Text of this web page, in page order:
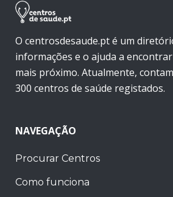
O centrosdesaude.pt é um
informações e o ajuda a
mais próximo. Atualmente,
300 centros de saúde registados.
NAVEGAÇÃO
Procurar Centros
Como funciona